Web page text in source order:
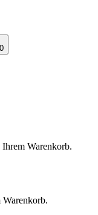
0
Warenkorb.